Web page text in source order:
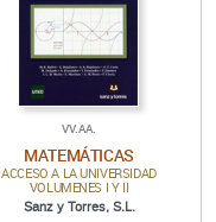
VV.AA.
MATEMÁTICAS
ACCESO A LA UNIVERSIDAD
VOLUMENES I Y II
Sanz y Torres, S.L.